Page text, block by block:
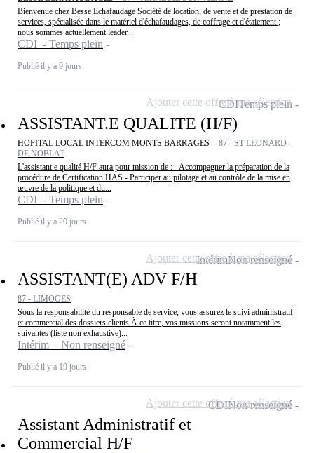
Bienvenue chez Besse Echafaudage Société de location, de vente et de prestation de
services, spécialisée dans le matériel d'échafaudages, de coffrage et d'étaiement ;
nous sommes actuellement leader...
CDI - Temps plein
Publié il y a 9 jours
ASSISTANT.E QUALITE (H/F)
HOPITAL LOCAL INTERCOM MONTS BARRAGES - 87 - ST LEONARD
DE NOBLAT
L'assistant.e qualité H/F aura pour mission de : - Accompagner la préparation de la
procédure de Certification HAS - Participer au pilotage et au contrôle de la mise en
œuvre de la politique et du...
CDI - Temps plein
Publié il y a 20 jours
CDITemps plein
Ajouter cette offre à ma sélection
ASSISTANT(E) ADV F/H
87 - LIMOGES
Sous la responsabilité du responsable de service, vous assurez le suivi administratif
et commercial des dossiers clients.À ce titre, vos missions seront notamment les
suivantes (liste non exhaustive)...
Intérim - Non renseigné
Publié il y a 19 jours
IntérimNon renseigné
Ajouter cette offre à ma sélection
Assistant Administratif et
Commercial H/F
CDINon renseigné
Ajouter cette offre à ma sélection